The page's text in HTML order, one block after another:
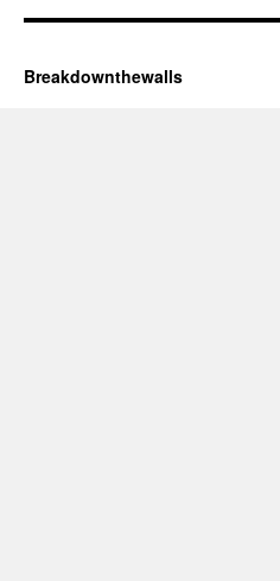
Breakdownthewalls